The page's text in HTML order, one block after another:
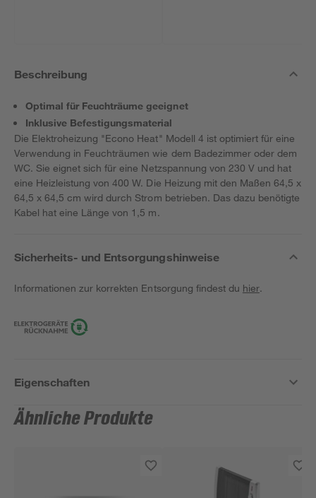
Beschreibung
Optimal für Feuchträume geeignet
Inklusive Befestigungsmaterial
Die Elektroheizung "Econo Heat" Modell 4 ist optimiert für eine
Verwendung in Feuchträumen wie dem Badezimmer oder dem
WC. Sie eignet sich für eine Netzspannung von 230 V und hat
eine Heizleistung von 400 W. Die Heizung mit den Maßen 64,5 x
64,5 x 64,5 cm wird durch Strom betrieben. Das dazu benötigte
Kabel hat eine Länge von 1,5 m.
Sicherheits- und Entsorgungshinweise
Informationen zur korrekten Entsorgung findest du hier.
Eigenschaften
Ähnliche Produkte